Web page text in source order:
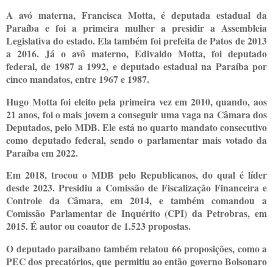
A avó materna, Francisca Motta, é deputada estadual da
Paraíba e foi a primeira mulher a presidir a Assembleia
Legislativa do estado. Ela também foi prefeita de Patos de 2013
a 2016. Já o avô materno, Edivaldo Motta, foi deputado
federal, de 1987 a 1992, e deputado estadual na Paraíba por
cinco mandatos, entre 1967 e 1987.
Hugo Motta foi eleito pela primeira vez em 2010, quando, aos
21 anos, foi o mais jovem a conseguir uma vaga na Câmara dos
Deputados, pelo MDB. Ele está no quarto mandato consecutivo
como deputado federal, sendo o parlamentar mais votado da
Paraíba em 2022.
Em 2018, trocou o MDB pelo Republicanos, do qual é líder
desde 2023. Presidiu a Comissão de Fiscalização Financeira e
Controle da Câmara, em 2014, e também comandou a
Comissão Parlamentar de Inquérito (CPI) da Petrobras, em
2015. É autor ou coautor de 1.523 propostas.
O deputado paraibano também relatou 66 proposições, como a
PEC dos precatórios, que permitiu ao então governo Bolsonaro